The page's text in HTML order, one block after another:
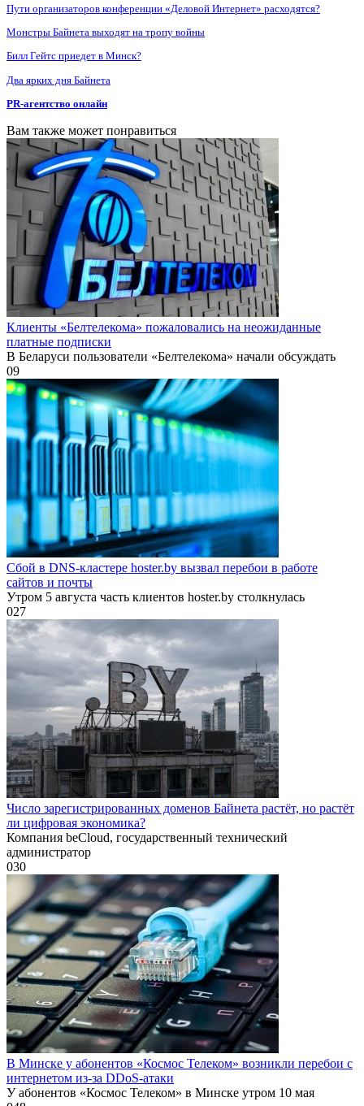
Пути организаторов конференции «Деловой Интернет» расходятся?
Монстры Байнета выходят на тропу войны
Билл Гейтс приедет в Минск?
Два ярких дня Байнета
PR-агентство онлайн
Вам также может понравиться
Клиенты «Белтелекома» пожаловались на неожиданные
платные подписки
В Беларуси пользователи «Белтелекома» начали обсуждать
09
Сбой в DNS-кластере hoster.by вызвал перебои в работе
сайтов и почты
Утром 5 августа часть клиентов hoster.by столкнулась
027
Число зарегистрированных доменов Байнета растёт, но растёт
ли цифровая экономика?
Компания beCloud, государственный технический
администратор
030
В Минске у абонентов «Космос Телеком» возникли перебои с
интернетом из-за DDoS-атаки
У абонентов «Космос Телеком» в Минске утром 10 мая